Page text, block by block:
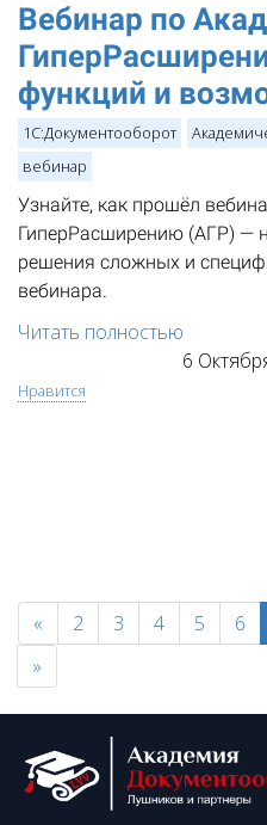
Вебинар по
функций и
1С:Документооборот
вебинар
Узнайте, как прошёл
ГиперРасширению (АГР) —
решения сложных и
вебинара.
Читать полностью
6
Нравится
« 2 3 4 5 6
»